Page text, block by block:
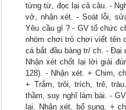
từng từ, đọc lại cả câu. -
vở, nhận xét. - Soát lỗi,
Yêu cầu gì ? - GV tổ chức
nhóm chơi trò chơi viết tên
cá bắt đầu bàng tr/ ch. - Đại
Nhận xét chốt lại lời giải
128). - Nhận xét. + Chim,
+ Trắm, trôi, trích, trê,
thầm, suy nghĩ làm bài. -
lại. Nhận xét, bổ sung. +